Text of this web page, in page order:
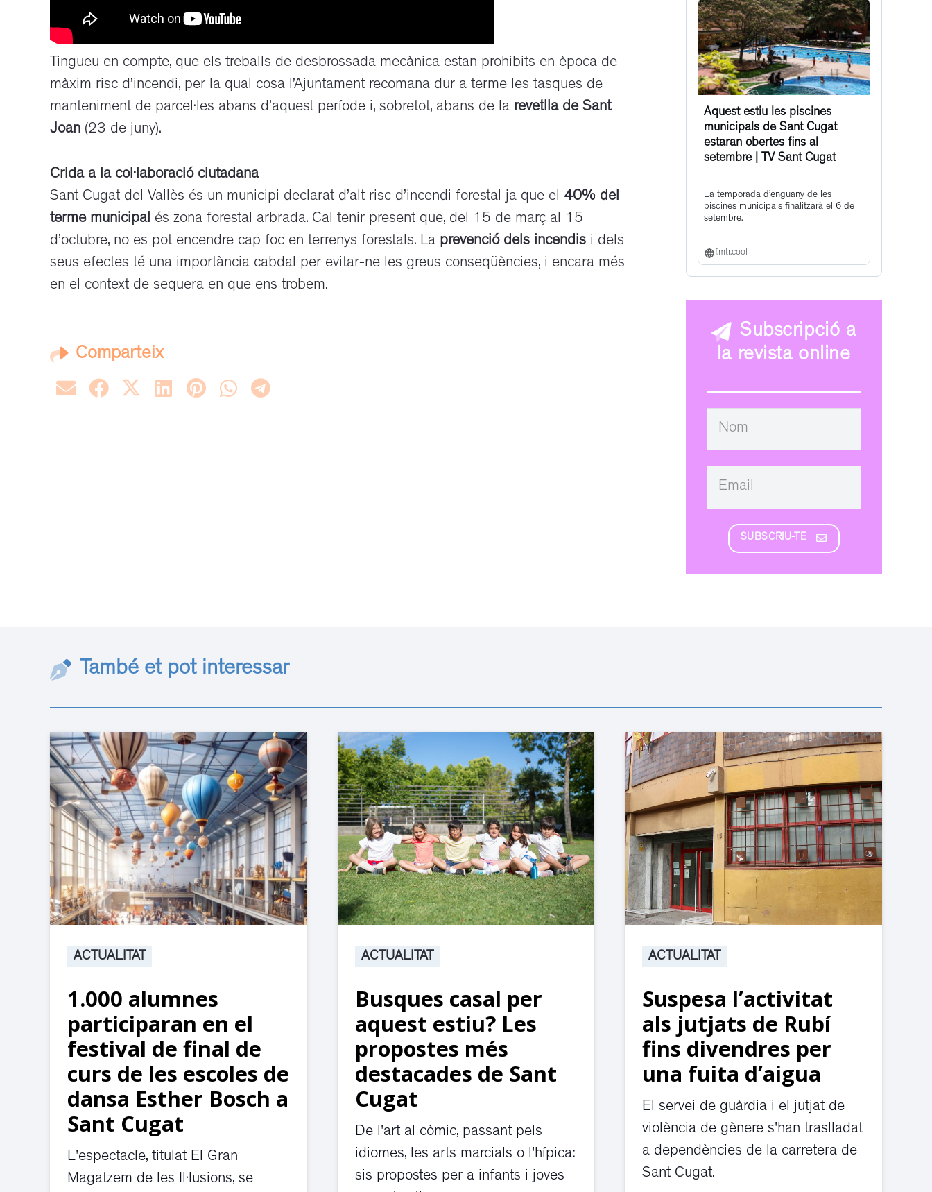
Tingueu en compte, que els treballs de desbrossada mecànica estan prohibits en època de
màxim risc d’incendi, per la qual cosa l’Ajuntament recomana dur a terme les tasques de
manteniment de parcel·les abans d’aquest període i, sobretot, abans de la revetlla de Sant
Joan (23 de juny).
Crida a la col·laboració ciutadana
Sant Cugat del Vallès és un municipi declarat d’alt risc d’incendi forestal ja que el 40% del
terme municipal és zona forestal arbrada. Cal tenir present que, del 15 de març al 15
d’octubre, no es pot encendre cap foc en terrenys forestals. La prevenció dels incendis i dels
seus efectes té una importància cabdal per evitar-ne les greus conseqüències, i encara més
en el context de sequera en que ens trobem.
Comparteix
Aquest estiu les piscines
municipals de Sant Cugat
estaran obertes fins al
setembre | TV Sant Cugat
La temporada d’enguany de les
piscines municipals finalitzarà el 6 de
setembre.
f.mtr.cool
Subscripció a
la revista online
SUBSCRIU-TE
També et pot interessar
ACTUALITAT
1.000 alumnes
participaran en el
festival de final de
curs de les escoles de
dansa Esther Bosch a
Sant Cugat
L'espectacle, titulat El Gran
Magatzem de les Il·lusions, se
ACTUALITAT
Busques casal per
aquest estiu? Les
propostes més
destacades de Sant
Cugat
De l'art al còmic, passant pels
idiomes, les arts marcials o l'hípica:
sis propostes per a infants i joves
ACTUALITAT
Suspesa l’activitat
als jutjats de Rubí
fins divendres per
una fuita d’aigua
El servei de guàrdia i el jutjat de
violència de gènere s'han traslladat
a dependències de la carretera de
Sant Cugat.